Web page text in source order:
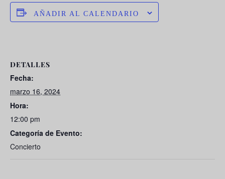
AÑADIR AL CALENDARIO
DETALLES
Fecha:
marzo 16, 2024
Hora:
12:00 pm
Categoría de Evento:
Concierto